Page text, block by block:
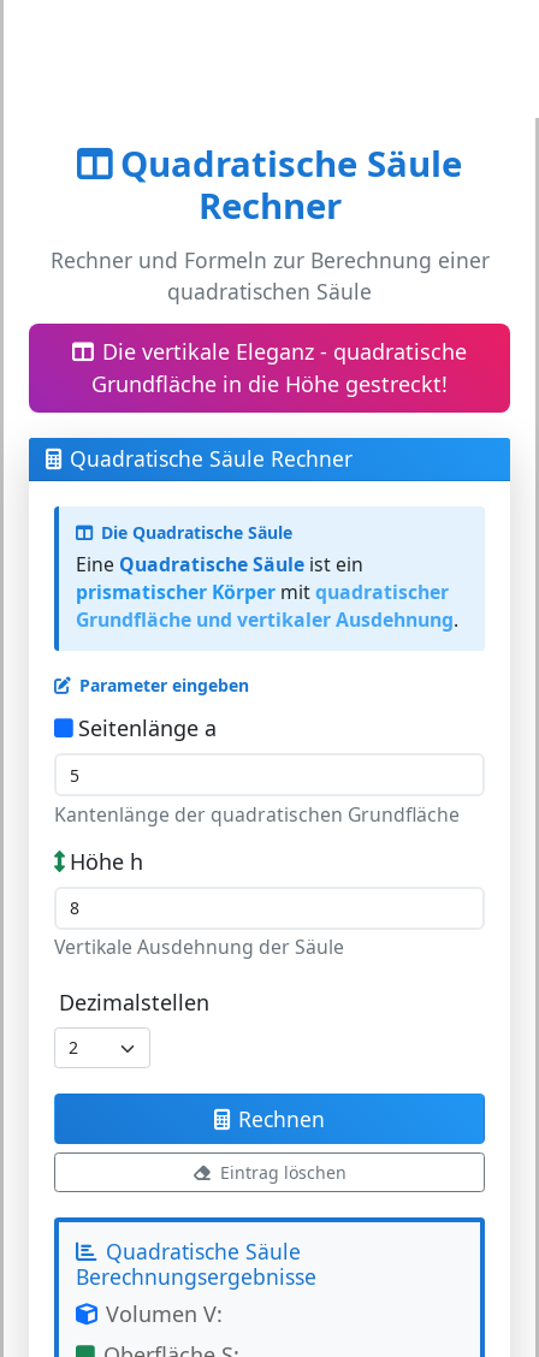
Quadratische Säule
Rechner
Rechner und Formeln zur Berechnung einer
quadratischen Säule
Die vertikale Eleganz - quadratische
Grundfläche in die Höhe gestreckt!
Quadratische Säule Rechner
Die Quadratische Säule
Eine Quadratische Säule ist ein
prismatischer Körper mitquadratischer
Grundfläche und vertikaler Ausdehnung.
Parameter eingeben
Seitenlänge a
Kantenlänge der quadratischen Grundfläche
Höhe h
Vertikale Ausdehnung der Säule
Dezimalstellen
Rechnen
Eintrag löschen
Quadratische Säule
Berechnungsergebnisse
Volumen V: